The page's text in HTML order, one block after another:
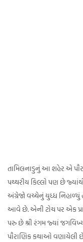
તામિલનાડુનું આ શહેર એ
પથ્થરીય કિલ્લો પણ છે
અંગ્રેજો વચ્ચેનું યુધ્ધ નિહાળ્યું
આવે છે. એની ટોચ પર એક
પરુ છે શ્રી રંગમ જ્યાં
પૌરાણિક કથાઓ વણાયેલી